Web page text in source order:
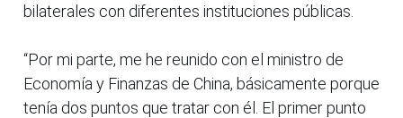
bilaterales con diferentes instituciones públicas.
“Por mi parte, me he reunido con el ministro de
Economía y Finanzas de China, básicamente porque
tenía dos puntos que tratar con él. El primer punto